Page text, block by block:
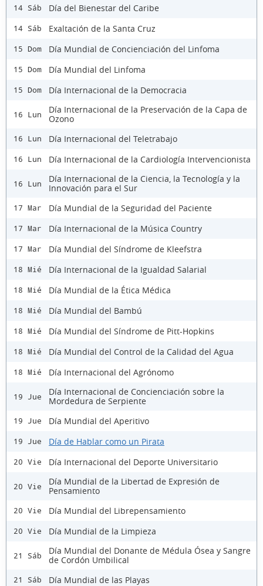
14 Sáb Día del Bienestar del Caribe
14 Sáb Exaltación de la Santa Cruz
15 Dom Día Mundial de Concienciación del Linfoma
15 Dom Día Mundial del Linfoma
15 Dom Día Internacional de la Democracia
16 Lun
Día Internacional de la Preservación de la Capa de
Ozono
16 Lun Día Internacional del Teletrabajo
16 Lun Día Internacional de la Cardiología Intervencionista
16 Lun
Día Internacional de la Ciencia, la Tecnología y la
Innovación para el Sur
17 Mar Día Mundial de la Seguridad del Paciente
17 Mar Día Internacional de la Música Country
17 Mar Día Mundial del Síndrome de Kleefstra
18 Mié Día Internacional de la Igualdad Salarial
18 Mié Día Mundial de la Ética Médica
18 Mié Día Mundial del Bambú
18 Mié Día Mundial del Síndrome de Pitt-Hopkins
18 Mié Día Mundial del Control de la Calidad del Agua
18 Mié Día Internacional del Agrónomo
19 Jue
Día Internacional de Concienciación sobre la
Mordedura de Serpiente
19 Jue Día Mundial del Aperitivo
19 Jue Día de Hablar como un Pirata
20 Vie Día Internacional del Deporte Universitario
20 Vie
Día Mundial de la Libertad de Expresión de
Pensamiento
20 Vie Día Mundial del Librepensamiento
20 Vie Día Mundial de la Limpieza
21 Sáb
Día Mundial del Donante de Médula Ósea y Sangre
de Cordón Umbilical
21 Sáb Día Mundial de las Playas